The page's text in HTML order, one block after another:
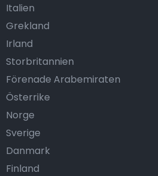
Italien
Grekland
Irland
Storbritannien
Förenade Arabemiraten
Österrike
Norge
Sverige
Danmark
Finland